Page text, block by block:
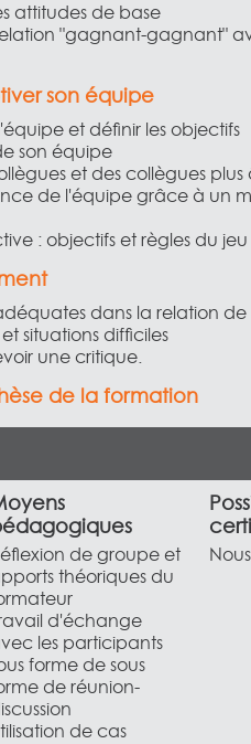
attitudes de base
"gagnant-gagnant"
son équipe
et définir les objectifs
son équipe
et des collègues plus
de l'équipe grâce à un
: objectifs et règles du jeu
dans la relation
situations difficiles
une critique.
de la formation
de groupe et
théoriques du
d'échange
les participants
forme de sous
de réunion-
de cas